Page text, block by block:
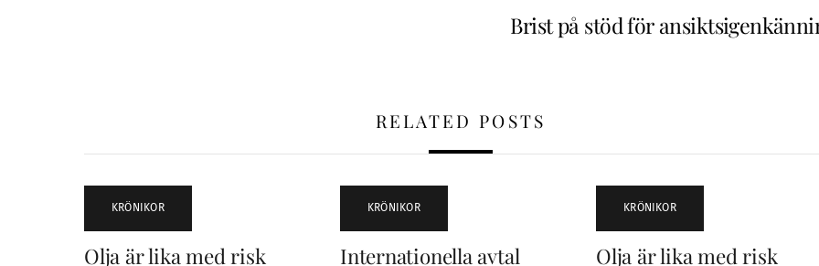
Brist på stöd för
RELATED POSTS
KRÖNIKOR
Olja är lika med risk
KRÖNIKOR
Internationella avtal
KRÖNIKOR
Olja är lika med risk